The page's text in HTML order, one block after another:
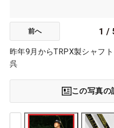
前へ 1 /
昨年9月からTRPX製シャフ
呉
この写真の